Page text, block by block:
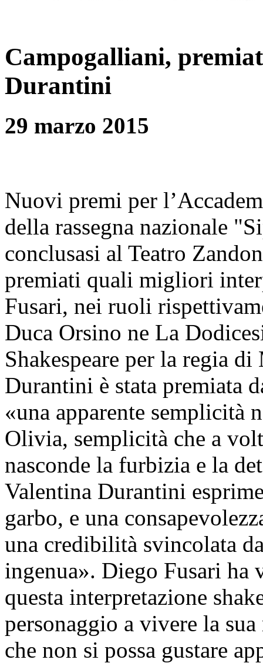
Campogalliani,
Durantini
29 marzo 2015
Nuovi premi per
della rassegna nazionale
conclusasi al Teatro
premiati quali migliori
Fusari, nei ruoli
Duca Orsino ne La
Shakespeare per la regia
Durantini è stata premiata
«una apparente semplicità
Olivia, semplicità che a
nasconde la furbizia e la
Valentina Durantini
garbo, e una
una credibilità svincolata
ingenua». Diego Fusari
questa interpretazione
personaggio a vivere la
che non si possa gustare